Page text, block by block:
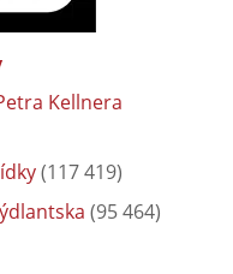
Kellnera
(117 419)
(95 464)